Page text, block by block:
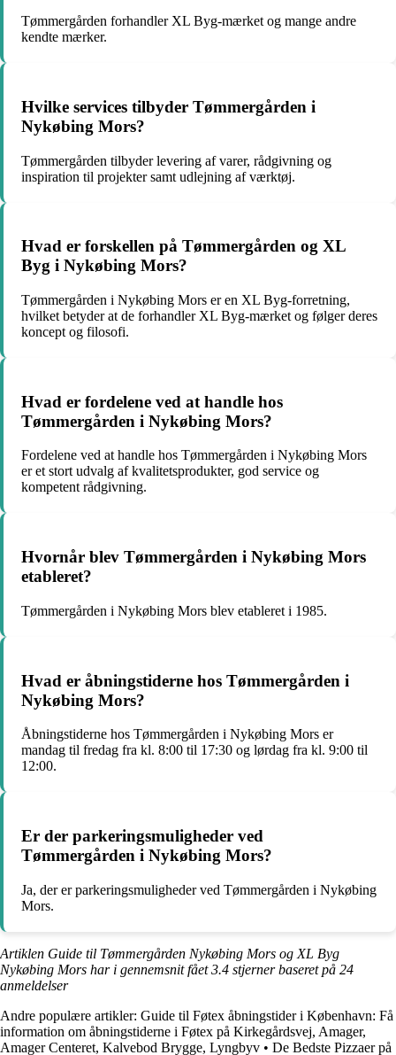
Tømmergården forhandler XL Byg-mærket og mange andre
kendte mærker.
Hvilke services tilbyder Tømmergården i
Nykøbing Mors?
Tømmergården tilbyder levering af varer, rådgivning og
inspiration til projekter samt udlejning af værktøj.
Hvad er forskellen på Tømmergården og XL
Byg i Nykøbing Mors?
Tømmergården i Nykøbing Mors er en XL Byg-forretning,
hvilket betyder at de forhandler XL Byg-mærket og følger deres
koncept og filosofi.
Hvad er fordelene ved at handle hos
Tømmergården i Nykøbing Mors?
Fordelene ved at handle hos Tømmergården i Nykøbing Mors
er et stort udvalg af kvalitetsprodukter, god service og
kompetent rådgivning.
Hvornår blev Tømmergården i Nykøbing Mors
etableret?
Tømmergården i Nykøbing Mors blev etableret i 1985.
Hvad er åbningstiderne hos Tømmergården i
Nykøbing Mors?
Åbningstiderne hos Tømmergården i Nykøbing Mors er
mandag til fredag fra kl. 8:00 til 17:30 og lørdag fra kl. 9:00 til
12:00.
Er der parkeringsmuligheder ved
Tømmergården i Nykøbing Mors?
Ja, der er parkeringsmuligheder ved Tømmergården i Nykøbing
Mors.
Artiklen Guide til Tømmergården Nykøbing Mors og XL Byg
Nykøbing Mors har i gennemsnit fået3.4 stjerner baseret på 24
anmeldelser
Andre populære artikler: Guide til Føtex åbningstider i København: Få
information om åbningstiderne i Føtex på Kirkegårdsvej, Amager,
Amager Centeret, Kalvebod Brygge, Lyngbyv • De Bedste Pizzaer på